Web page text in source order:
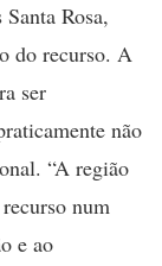
Rosa,
do recurso. A
ser
não
“A região
num
e ao